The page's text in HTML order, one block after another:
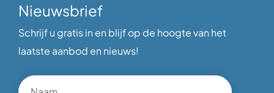
Nieuwsbrief
Schrijf u gratis in en blijf op de hoogte van het
laatste aanbod en nieuws!